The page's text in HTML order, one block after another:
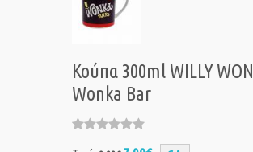
Κούπα 300ml WILLY
Wonka Bar